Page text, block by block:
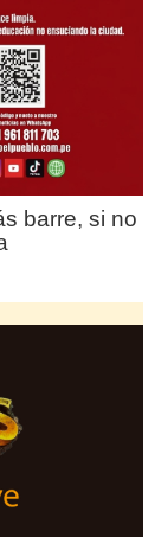
barre, si no